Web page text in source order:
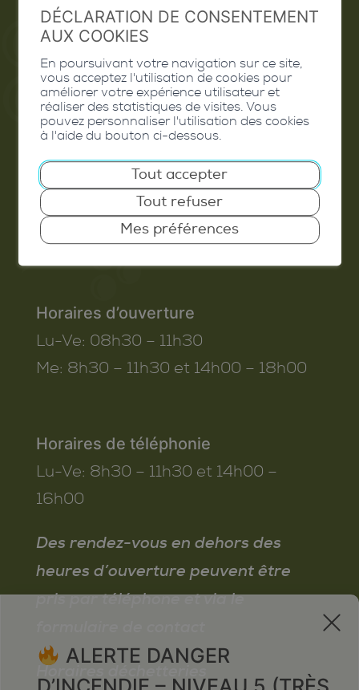
Extranet
Valais Excellence
Commune de Conthey
Route de Savoie 54
1975
St-Séverin
T. 027 345 45 45
info@conthey.ch
Horaires d’ouverture
Lu-Ve: 08h30 – 11h30
Me: 8h30 – 11h30 et 14h00 – 18h00
Horaires de téléphonie
Lu-Ve: 8h30 – 11h30 et 14h00 –
16h00
Des rendez-vous en dehors des
heures d’ouverture peuvent être
pris par téléphone et via le
Horaires déchetteries
x
ALERTE DANGER
DÉCLARATION DE CONSENTEMENT
AUX COOKIES
En poursuivant votre navigation sur ce site,
vous acceptez l'utilisation de cookies pour
améliorer votre expérience utilisateur et
réaliser des statistiques de visites. Vous
pouvez personnaliser l'utilisation des cookies
à l'aide du bouton ci-dessous.
Tout accepter
Tout refuser
Mes préférences